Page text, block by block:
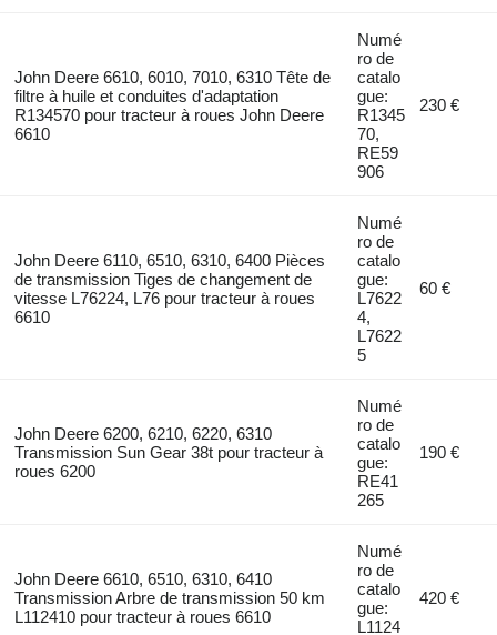
John Deere 6610, 6010, 7010, 6310 Tête de
filtre à huile et conduites d'adaptation
R134570 pour tracteur à roues John Deere
6610
Numé
ro de
catalo
gue:
R1345
70,
RE59
906
230 €
John Deere 6110, 6510, 6310, 6400 Pièces
de transmission Tiges de changement de
vitesse L76224, L76 pour tracteur à roues
6610
Numé
ro de
catalo
gue:
L7622
4,
L7622
5
60 €
John Deere 6200, 6210, 6220, 6310
Transmission Sun Gear 38t pour tracteur à
roues 6200
Numé
ro de
catalo
gue:
RE41
265
190 €
John Deere 6610, 6510, 6310, 6410
Transmission Arbre de transmission 50 km
L112410 pour tracteur à roues 6610
Numé
ro de
catalo
gue:
L1124
420 €